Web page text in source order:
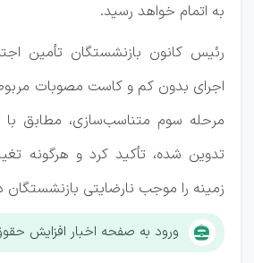
به اتمام خواهد رسید.
رئیس کانون بازنشستگان تأمین
اجرای بدون کم و کاست مصوبات
مرحله سوم متناسب‌سازی، مطابق با
تدوین شده، تأکید کرد و هرگونه
زمینه را موجب نارضایتی
ورود به صفحه اخبار افزایش